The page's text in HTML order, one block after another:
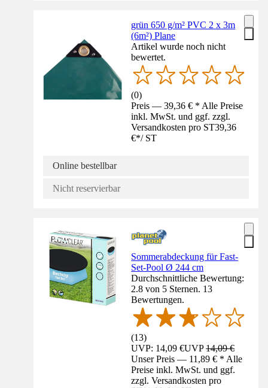
grün 650 g/m² PVC 2 x 3m
(6m²) Plane
Artikel wurde noch nicht
bewertet.
(0)
Preis — 39,36 € * Alle Preise
inkl. MwSt. und ggf. zzgl.
Versandkosten pro ST39,36
€*/ ST
Online bestellbar
Nicht reservierbar
Sommerabdeckung für Fast-
Set-Pool Ø 244 cm
Durchschnittliche Bewertung:
2.8 von 5 Sternen. 13
Bewertungen.
(13)
UVP: 14,09 €UVP14,09 €
Unser Preis — 11,89 € * Alle
Preise inkl. MwSt. und ggf.
zzgl. Versandkosten pro